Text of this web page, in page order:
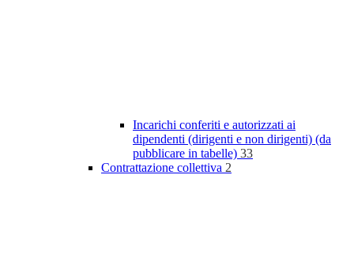
Incarichi conferiti e autorizzati ai
dipendenti (dirigenti e non dirigenti) (da
pubblicare in tabelle) 33
Contrattazione collettiva 2